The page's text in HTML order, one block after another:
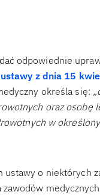
odpowiednie
ustawy z dnia 15
określa się:
oraz osobę
w
ustawy o niektórych